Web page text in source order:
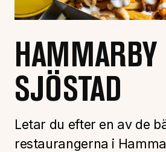
HAMMARBY
SJÖSTAD
Letar du efter en av de
restaurangerna i